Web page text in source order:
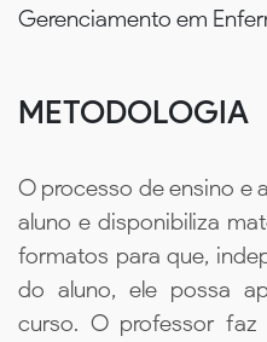
Gerenciamento em
METODOLOGIA
O processo de ensino e
aluno e disponibiliza
formatos para que,
do aluno, ele possa
curso. O professor faz